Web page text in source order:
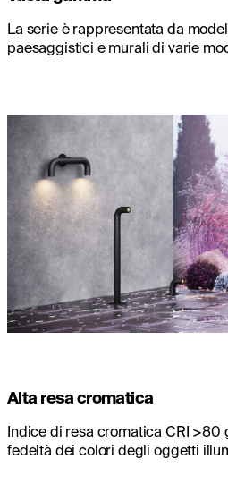
La serie è rappresentata da
paesaggistici e murali di varie
Alta resa cromatica
Indice di resa cromatica CRI >80
fedeltà dei colori degli oggetti